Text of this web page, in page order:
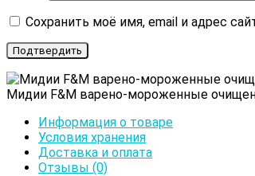
Сохранить моё имя, email и адрес
Мидии F&M варено-мороженные
Информация о товаре
Условия хранения
Доставка и оплата
Отзывы (0)